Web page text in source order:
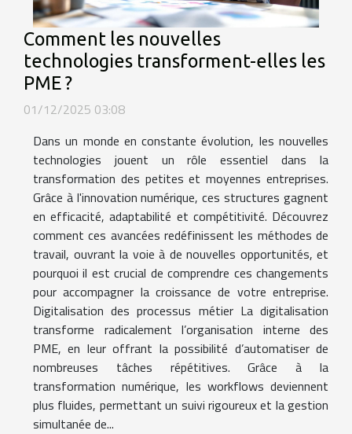
Comment les nouvelles
technologies transforment-elles les
PME ?
01/12/2025 03:08
Dans un monde en constante évolution, les nouvelles
technologies jouent un rôle essentiel dans la
transformation des petites et moyennes entreprises.
Grâce à l'innovation numérique, ces structures gagnent
en efficacité, adaptabilité et compétitivité. Découvrez
comment ces avancées redéfinissent les méthodes de
travail, ouvrant la voie à de nouvelles opportunités, et
pourquoi il est crucial de comprendre ces changements
pour accompagner la croissance de votre entreprise.
Digitalisation des processus métier La digitalisation
transforme radicalement l’organisation interne des
PME, en leur offrant la possibilité d’automatiser de
nombreuses tâches répétitives. Grâce à la
transformation numérique, les workflows deviennent
plus fluides, permettant un suivi rigoureux et la gestion
simultanée de...